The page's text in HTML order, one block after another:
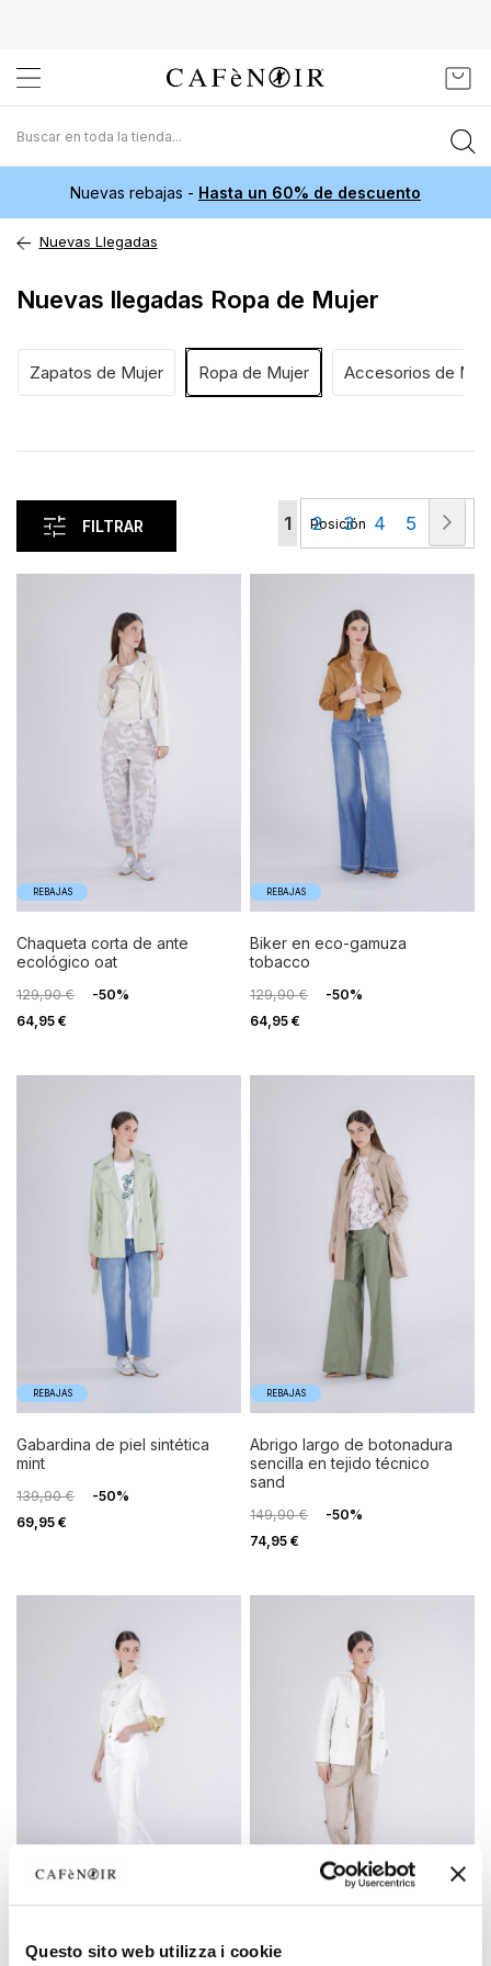
Questo sito web utilizza i cookie
al
contenido
Mi
Nuevas rebajas - Hasta un 60% de descuento
Nuevas Llegadas
Nuevas llegadas Ropa de Mujer
Zapatos de Mujer Ropa de Mujer Accesorios de
FILTRAR
REBAJAS
chaqueta corta de ante
ecológico oat
129,90 €
-50%
64,95 €
REBAJAS
biker en eco-gamuza
tobacco
129,90 €
-50%
64,95 €
REBAJAS
gabardina de piel sintética
mint
139,90 €
-50%
69,95 €
REBAJAS
abrigo largo de botonadura
sencilla en tejido técnico
sand
149,90 €
-50%
74,95 €
Actualmente
estás
leyendo
página
1 Página
2 Página
3 Página
4 Página
5